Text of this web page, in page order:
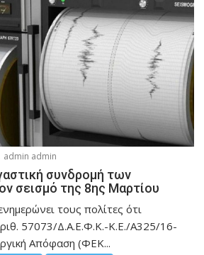
admin admin
συνδρομή των
σεισμό της 8ης Μαρτίου
τους πολίτες ότι
57073/Δ.Α.Ε.Φ.Κ.-Κ.Ε./Α325/16-
Απόφαση (ΦΕΚ...